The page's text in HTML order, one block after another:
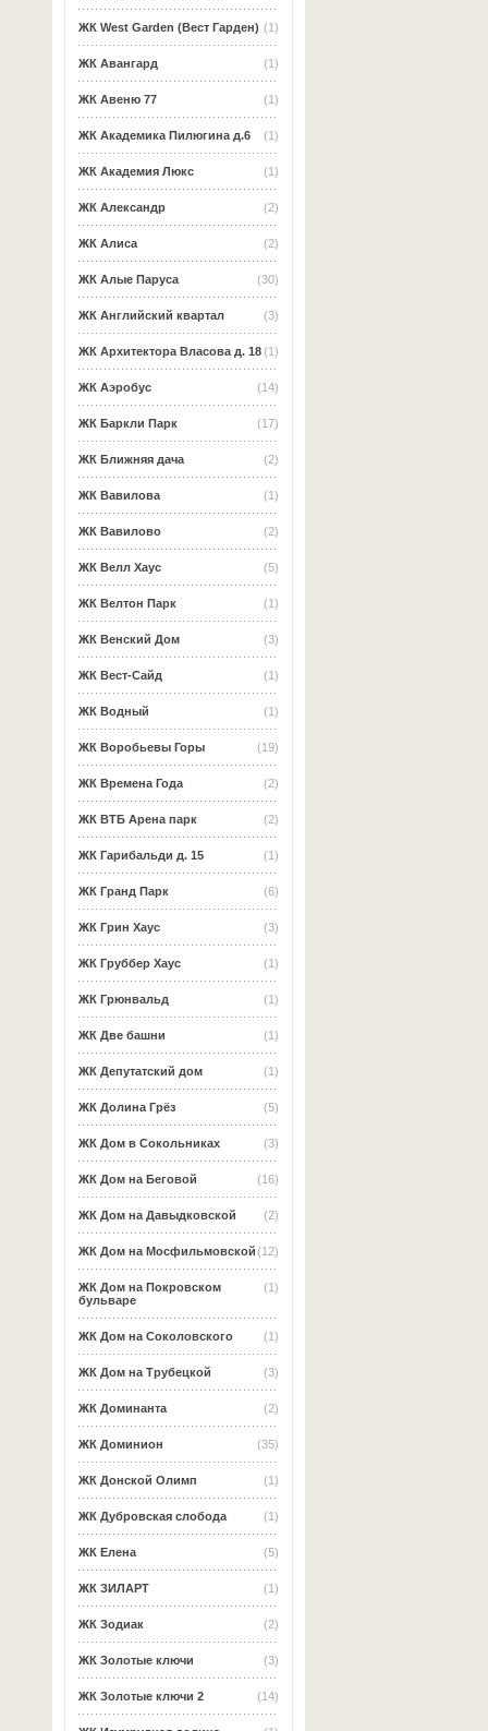
(1)
ЖК West Garden (Вест Гарден)
(1)
ЖК Авангард
(1)
ЖК Авеню 77
(1)
ЖК Академика Пилюгина д.6
(1)
ЖК Академия Люкс
(2)
ЖК Александр
(2)
ЖК Алиса
(30)
ЖК Алые Паруса
(3)
ЖК Английский квартал
(1)
ЖК Архитектора Власова д. 18
(14)
ЖК Аэробус
(17)
ЖК Баркли Парк
(2)
ЖК Ближняя дача
(1)
ЖК Вавилова
(2)
ЖК Вавилово
(5)
ЖК Велл Хаус
(1)
ЖК Велтон Парк
(3)
ЖК Венский Дом
(1)
ЖК Вест-Сайд
(1)
ЖК Водный
(19)
ЖК Воробьевы Горы
(2)
ЖК Времена Года
(2)
ЖК ВТБ Арена парк
(1)
ЖК Гарибальди д. 15
(6)
ЖК Гранд Парк
(3)
ЖК Грин Хаус
(1)
ЖК Груббер Хаус
(1)
ЖК Грюнвальд
(1)
ЖК Две башни
(1)
ЖК Депутатский дом
(5)
ЖК Долина Грёз
(3)
ЖК Дом в Сокольниках
(16)
ЖК Дом на Беговой
(2)
ЖК Дом на Давыдковской
(12)
ЖК Дом на Мосфильмовской
(1)
ЖК Дом на Покровском
бульваре
(1)
ЖК Дом на Соколовского
(3)
ЖК Дом на Трубецкой
(2)
ЖК Доминанта
(35)
ЖК Доминион
(1)
ЖК Донской Олимп
(1)
ЖК Дубровская слобода
(5)
ЖК Елена
(1)
ЖК ЗИЛАРТ
(2)
ЖК Зодиак
(3)
ЖК Золотые ключи
(14)
ЖК Золотые ключи 2